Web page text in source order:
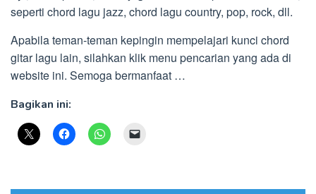
seperti chord lagu jazz, chord lagu country, pop, rock, dll.
Apabila teman-teman kepingin mempelajari kunci chord
gitar lagu lain, silahkan klik menu pencarian yang ada di
website ini. Semoga bermanfaat …
Bagikan ini: